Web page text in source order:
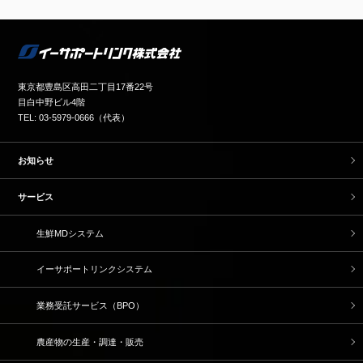
東京都豊島区高田二丁目17番22号
目白中野ビル4階
TEL: 03-5979-0666（代表）
お知らせ
サービス
生鮮MDシステム
イーサポートリンクシステム
業務受託サービス（BPO）
農産物の生産・調達・販売